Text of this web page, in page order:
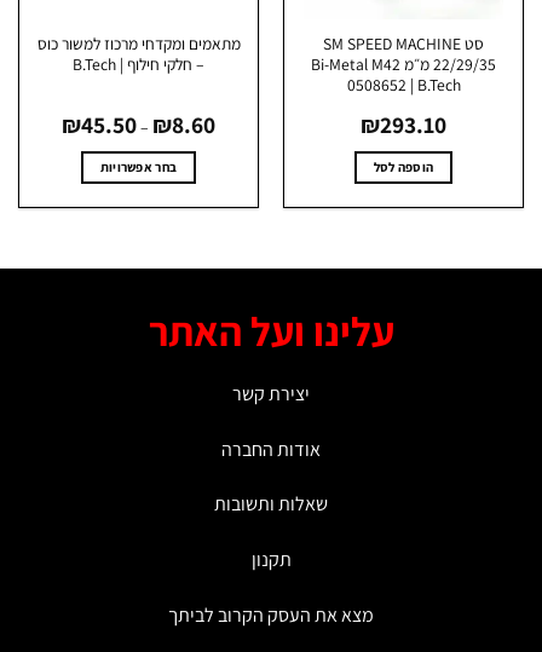
סט SM SPEED MACHINE
22/29/35 מ״מ Bi-Metal M42
0508652 | B.Tech
₪293.10
הוספה לסל
מתאמים ומקדחי מרכוז למשור כוס
– חלקי חילוף | B.Tech
₪
–
₪45.50 מחירים:
עד
בחר אפשרויות
מספר
ניתן
לבחור עלינו ועל האתר
יצירת קשר
אודות החברה
שאלות ותשובות
מצא את העסק הקרוב לביתך